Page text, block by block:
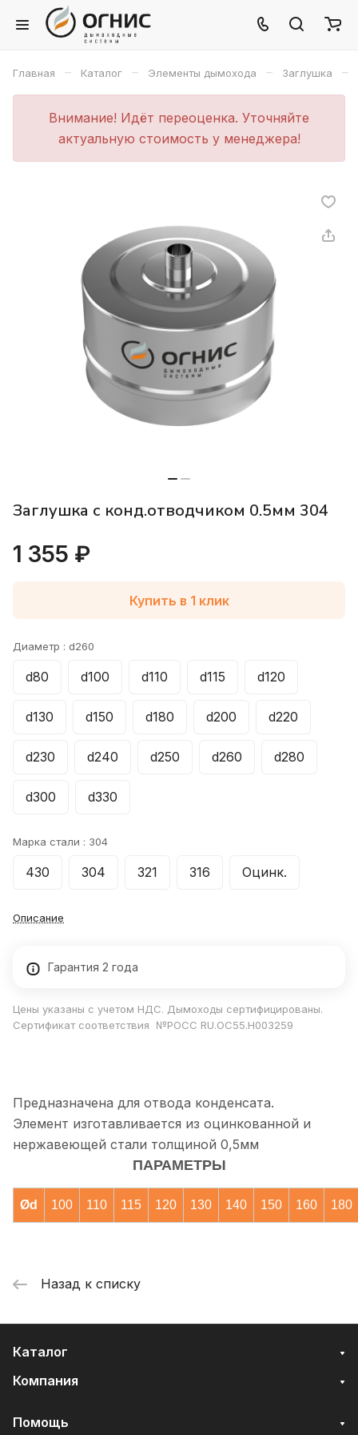
Главная – Каталог – Элементы дымохода – Заглушка –
Внимание! Идёт переоценка. Уточняйте
актуальную стоимость у менеджера!
Заглушка с конд.отводчиком 0.5мм 304
1 355 ₽
Купить в 1 клик
Диаметр : d260
d80 d100 d110 d115 d120
d130 d150 d180 d200 d220
d230 d240 d250 d260 d280
d300 d330
Марка стали : 304
430 304 321 316 Оцинк.
Описание
Гарантия 2 года
Цены указаны с учетом НДС. Дымоходы сертифицированы.
Сертификат соответствия №РОСС RU.ОС55.Н003259
Предназначена для отвода конденсата.
Элемент изготавливается из оцинкованной и
нержавеющей стали толщиной 0,5мм
ПАРАМЕТРЫ
Ød 100 110 115 120 130 140 150 160 180
Назад к списку
Каталог
Компания
Помощь